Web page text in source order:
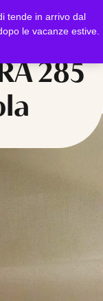
tende in arrivo dal
le vacanze estive.
285